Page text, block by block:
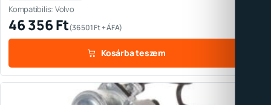
Kompatibilis: Volvo
46 356Ft(36 501Ft+ ÁFA)
Kosárba teszem